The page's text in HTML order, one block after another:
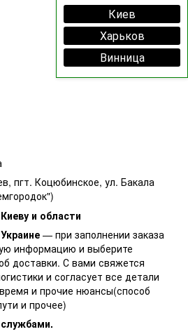
Киев
Харьков
Винница
пгт. Коцюбинское, ул. Бакала
и области
— при заполнении заказа
информацию и выберите
доставки. С вами свяжется
и согласует все детали
и прочие нюансы(способ
и прочее)